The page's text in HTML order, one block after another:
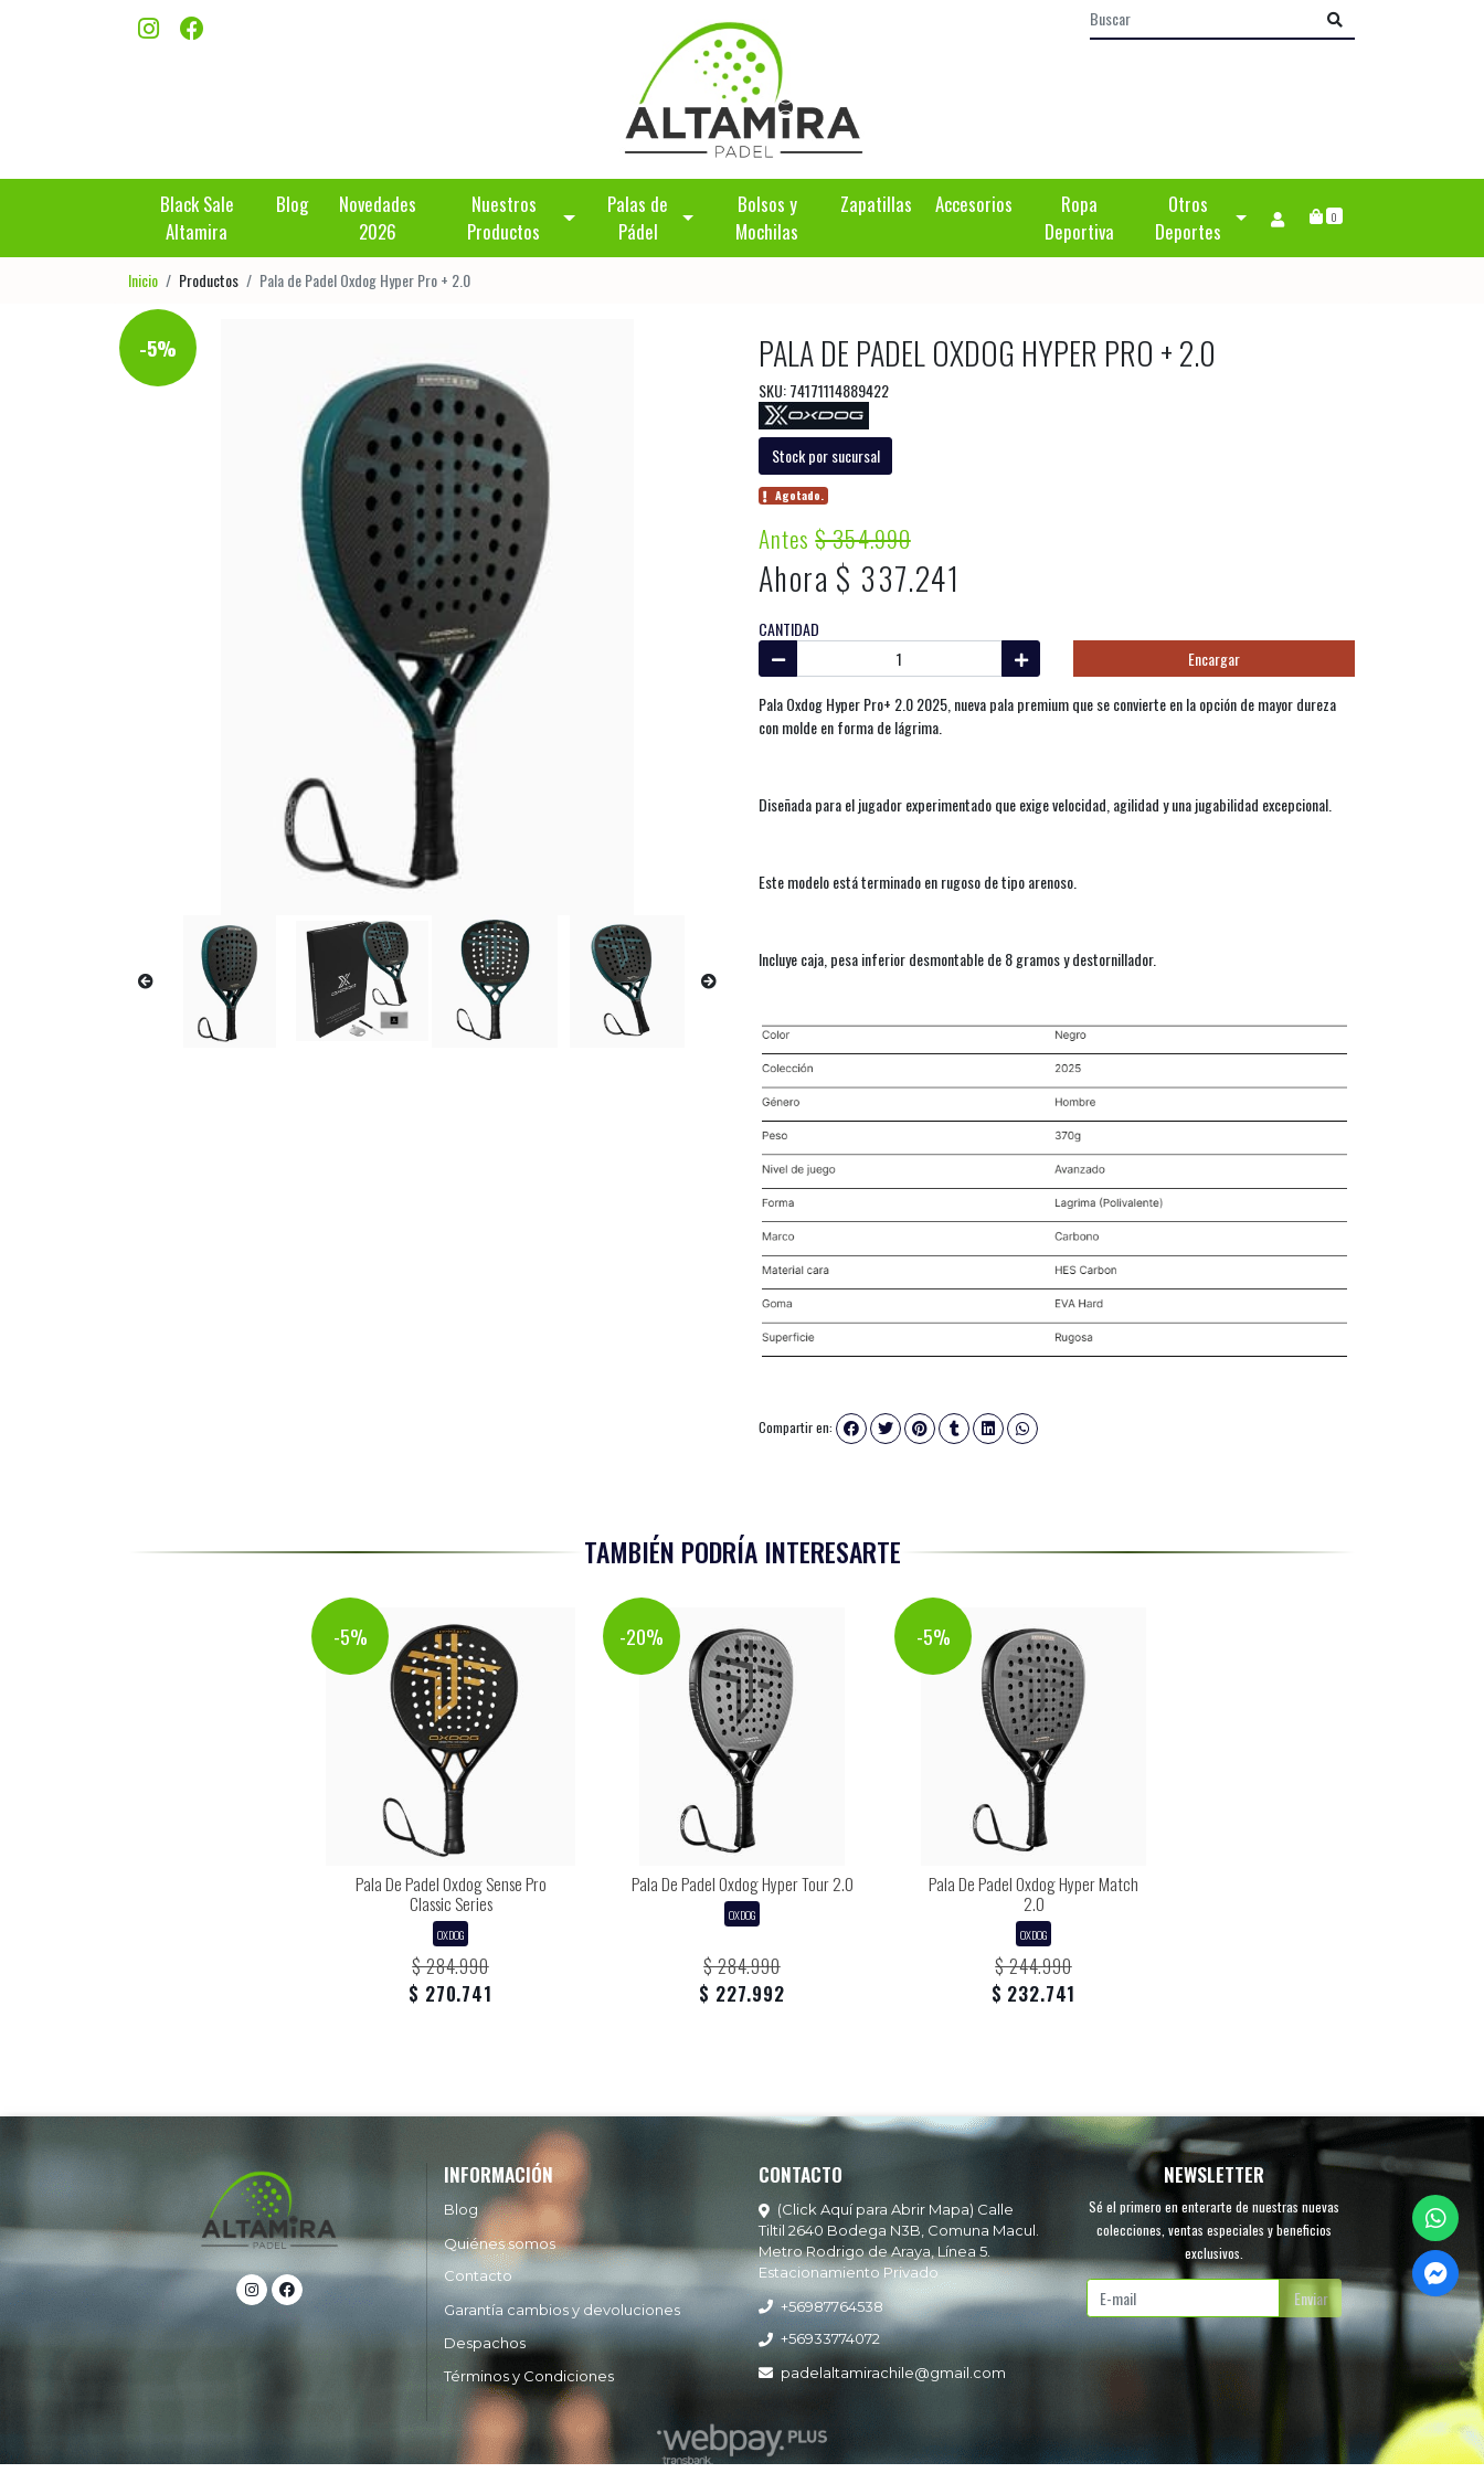
Black Sale
Altamira
Blog
Novedades
2026
Nuestros
Productos
Palas de
Pádel
Bolsos y
Mochilas
Zapatillas Accesorios
Ropa
Deportiva
Otros
Deportes
0
Inicio Productos Pala de Padel Oxdog Hyper Pro + 2.0
-5% PALA DE PADEL OXDOG HYPER PRO + 2.0
SKU: 74171114889422
Stock por sucursal
Agotado.
Antes$ 354.990
Ahora $ 337.241
CANTIDAD
Encargar
Pala Oxdog Hyper Pro+ 2.0 2025, nueva pala premium que se convierte en la opción de mayor dureza
con molde en forma de lágrima.
Diseñada para el jugador experimentado que exige velocidad, agilidad y una jugabilidad excepcional.
Este modelo está terminado en rugoso de tipo arenoso.
Incluye caja, pesa inferior desmontable de 8 gramos y destornillador.
Compartir en:
TAMBIÉN PODRÍA INTERESARTE
-5%
Pala De Padel Oxdog Sense Pro
Classic Series
OXDOG
$ 284.990
$ 270.741
-20%
Pala De Padel Oxdog Hyper Tour 2.0
OXDOG
$ 284.990
$ 227.992
-5%
Pala De Padel Oxdog Hyper Match
2.0
OXDOG
$ 244.990
$ 232.741
INFORMACIÓN
Blog
Quiénes somos
Contacto
Garantía cambios y devoluciones
Despachos
Términos y Condiciones
CONTACTO
(Click Aquí para Abrir Mapa) Calle
Tiltil 2640 Bodega N3B, Comuna Macul.
Metro Rodrigo de Araya, Línea 5.
Estacionamiento Privado
+56987764538
+56933774072
padelaltamirachile@gmail.com
NEWSLETTER
Sé el primero en enterarte de nuestras nuevas
colecciones, ventas especiales y beneficios
exclusivos.
Enviar